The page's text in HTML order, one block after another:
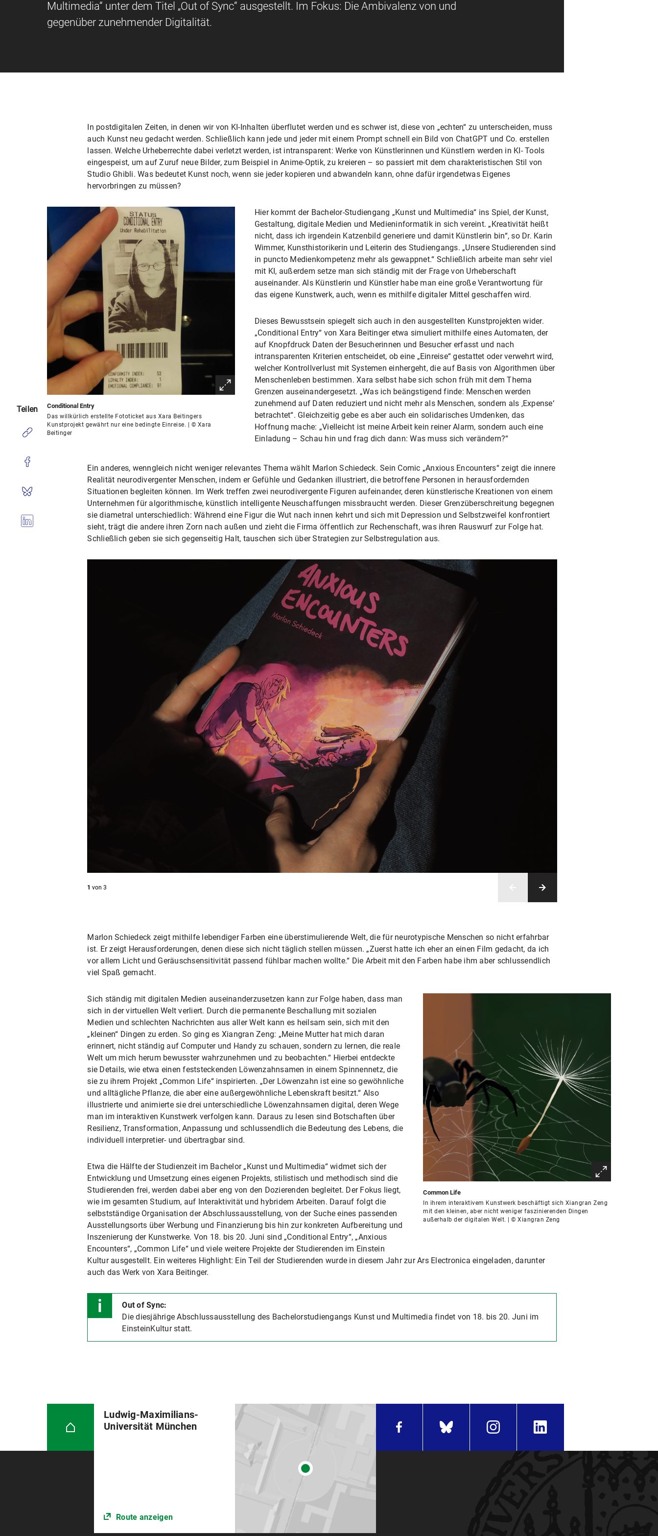
Multimedia“ unter dem Titel „Out of Sync“ ausgestellt. Im Fokus: Die Ambivalenz von und
gegenüber zunehmender Digitalität.
In postdigitalen Zeiten, in denen wir von KI-Inhalten überflutet werden und es schwer ist, diese von „echten“ zu unterscheiden, muss
auch Kunst neu gedacht werden. Schließlich kann jede und jeder mit einem Prompt schnell ein Bild von ChatGPT und Co. erstellen
lassen. Welche Urheberrechte dabei verletzt werden, ist intransparent: Werke von Künstlerinnen und Künstlern werden in KI- Tools
eingespeist, um auf Zuruf neue Bilder, zum Beispiel in Anime-Optik, zu kreieren – so passiert mit dem charakteristischen Stil von
Studio Ghibli. Was bedeutet Kunst noch, wenn sie jeder kopieren und abwandeln kann, ohne dafür irgendetwas Eigenes
hervorbringen zu müssen?
Conditional Entry
Das willkürlich erstellte Fototicket aus Xara Beitingers
Kunstprojekt gewährt nur eine bedingte Einreise. | © Xara
Beitinger
Hier kommt der Bachelor-Studiengang „Kunst und Multimedia“ ins Spiel, der Kunst,
Gestaltung, digitale Medien und Medieninformatik in sich vereint. „Kreativität heißt
nicht, dass ich irgendein Katzenbild generiere und damit Künstlerin bin“, so Dr. Karin
Wimmer, Kunsthistorikerin und Leiterin des Studiengangs. „Unsere Studierenden sind
in puncto Medienkompetenz mehr als gewappnet.“ Schließlich arbeite man sehr viel
mit KI, außerdem setze man sich ständig mit der Frage von Urheberschaft
auseinander. Als Künstlerin und Künstler habe man eine große Verantwortung für
das eigene Kunstwerk, auch, wenn es mithilfe digitaler Mittel geschaffen wird.
Dieses Bewusstsein spiegelt sich auch in den ausgestellten Kunstprojekten wider.
„Conditional Entry“ von Xara Beitinger etwa simuliert mithilfe eines Automaten, der
auf Knopfdruck Daten der Besucherinnen und Besucher erfasst und nach
intransparenten Kriterien entscheidet, ob eine „Einreise“ gestattet oder verwehrt wird,
welcher Kontrollverlust mit Systemen einhergeht, die auf Basis von Algorithmen über
Menschenleben bestimmen. Xara selbst habe sich schon früh mit dem Thema
Grenzen auseinandergesetzt. „Was ich beängstigend finde: Menschen werden
zunehmend auf Daten reduziert und nicht mehr als Menschen, sondern als ‚Expense‘
betrachtet“. Gleichzeitig gebe es aber auch ein solidarisches Umdenken, das
Hoffnung mache: „Vielleicht ist meine Arbeit kein reiner Alarm, sondern auch eine
Einladung – Schau hin und frag dich dann: Was muss sich verändern?“
Ein anderes, wenngleich nicht weniger relevantes Thema wählt Marlon Schiedeck. Sein Comic „Anxious Encounters“ zeigt die innere
Realität neurodivergenter Menschen, indem er Gefühle und Gedanken illustriert, die betroffene Personen in herausfordernden
Situationen begleiten können. Im Werk treffen zwei neurodivergente Figuren aufeinander, deren künstlerische Kreationen von einem
Unternehmen für algorithmische, künstlich intelligente Neuschaffungen missbraucht werden. Dieser Grenzüberschreitung begegnen
sie diametral unterschiedlich: Während eine Figur die Wut nach innen kehrt und sich mit Depression und Selbstzweifel konfrontiert
sieht, trägt die andere ihren Zorn nach außen und zieht die Firma öffentlich zur Rechenschaft, was ihren Rauswurf zur Folge hat.
Schließlich geben sie sich gegenseitig Halt, tauschen sich über Strategien zur Selbstregulation aus.
1 von 3
Marlon Schiedeck zeigt mithilfe lebendiger Farben eine überstimulierende Welt, die für neurotypische Menschen so nicht erfahrbar
ist. Er zeigt Herausforderungen, denen diese sich nicht täglich stellen müssen. „Zuerst hatte ich eher an einen Film gedacht, da ich
vor allem Licht und Geräuschsensitivität passend fühlbar machen wollte.“ Die Arbeit mit den Farben habe ihm aber schlussendlich
viel Spaß gemacht.
Common Life
In ihrem interaktivem Kunstwerk beschäftigt sich Xiangran Zeng
mit den kleinen, aber nicht weniger faszinierenden Dingen
außerhalb der digitalen Welt. | © Xiangran Zeng
Sich ständig mit digitalen Medien auseinanderzusetzen kann zur Folge haben, dass man
sich in der virtuellen Welt verliert. Durch die permanente Beschallung mit sozialen
Medien und schlechten Nachrichten aus aller Welt kann es heilsam sein, sich mit den
„kleinen“ Dingen zu erden. So ging es Xiangran Zeng: „Meine Mutter hat mich daran
erinnert, nicht ständig auf Computer und Handy zu schauen, sondern zu lernen, die reale
Welt um mich herum bewusster wahrzunehmen und zu beobachten.“ Hierbei entdeckte
sie Details, wie etwa einen feststeckenden Löwenzahnsamen in einem Spinnennetz, die
sie zu ihrem Projekt „Common Life“ inspirierten. „Der Löwenzahn ist eine so gewöhnliche
und alltägliche Pflanze, die aber eine außergewöhnliche Lebenskraft besitzt.“ Also
illustrierte und animierte sie drei unterschiedliche Löwenzahnsamen digital, deren Wege
man im interaktiven Kunstwerk verfolgen kann. Daraus zu lesen sind Botschaften über
Resilienz, Transformation, Anpassung und schlussendlich die Bedeutung des Lebens, die
individuell interpretier- und übertragbar sind.
Etwa die Hälfte der Studienzeit im Bachelor „Kunst und Multimedia“ widmet sich der
Entwicklung und Umsetzung eines eigenen Projekts, stilistisch und methodisch sind die
Studierenden frei, werden dabei aber eng von den Dozierenden begleitet. Der Fokus liegt,
wie im gesamten Studium, auf Interaktivität und hybridem Arbeiten. Darauf folgt die
selbstständige Organisation der Abschlussausstellung, von der Suche eines passenden
Ausstellungsorts über Werbung und Finanzierung bis hin zur konkreten Aufbereitung und
Inszenierung der Kunstwerke. Von 18. bis 20. Juni sind „Conditional Entry“, „Anxious
Encounters“, „Common Life“ und viele weitere Projekte der Studierenden im Einstein
Kultur ausgestellt. Ein weiteres Highlight: Ein Teil der Studierenden wurde in diesem Jahr zur Ars Electronica eingeladen, darunter
auch das Werk von Xara Beitinger.
Out of Sync:
Die diesjährige Abschlussausstellung des Bachelorstudiengangs Kunst und Multimedia findet von 18. bis 20. Juni im
EinsteinKultur statt.
Teilen
Ludwig-Maximilians-
Universität München
Route anzeigen